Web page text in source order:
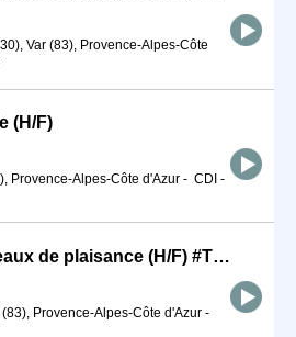
Var (83), Provence-Alpes-Côte
(H/F)
Provence-Alpes-Côte d'Azur - CDI -
Mécanicien de bateaux de plaisance (H/F) #TDFE2026
Provence-Alpes-Côte d'Azur -